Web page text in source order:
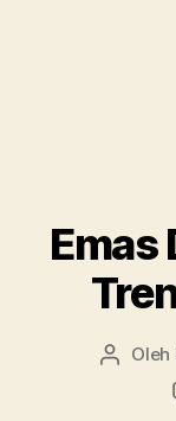
Emas
Penulis
Oleh